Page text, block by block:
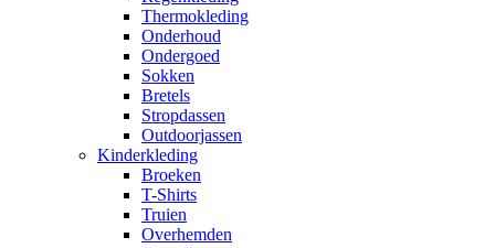
Thermokleding
Onderhoud
Ondergoed
Sokken
Bretels
Stropdassen
Outdoorjassen
Kinderkleding
Broeken
T-Shirts
Truien
Overhemden